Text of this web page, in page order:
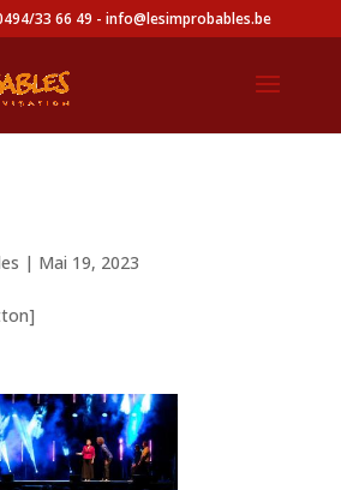
33 66 49 - info@lesimprobables.be
| Mai 19, 2023